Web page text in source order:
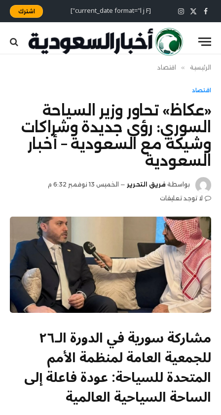
فيسبوك
X
(Twitter)
الانستغرام [current_date format="l j F"] اشترك
الرئيسية » اقتصاد
اقتصاد
«عكاظ» تحاور وزير السياحة
السوري: رؤى جديدة وشراكات
وشيكة مع السعودية – أخبار
السعودية
بواسطة فريق التحرير
الخميس 13 نوفمبر 6:32 م
لا توجد تعليقات
مشاركة سورية في الدورة الـ٢٦
للجمعية العامة لمنظمة الأمم
المتحدة للسياحة: عودة فاعلة إلى
الساحة السياحية العالمية